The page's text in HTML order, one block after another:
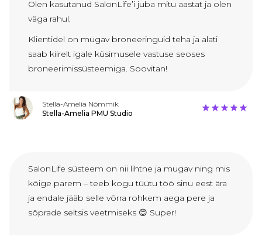
Olen kasutanud SalonLife’i juba mitu aastat ja olen
väga rahul.
Klientidel on mugav broneeringuid teha ja alati
saab kiirelt igale küsimusele vastuse seoses
broneerimissüsteemiga. Soovitan!
Stella-Amelia Nõmmik
Stella-Amelia PMU Studio
SalonLife süsteem on nii lihtne ja mugav ning mis
kõige parem – teeb kogu tüütu töö sinu eest ära
ja endale jääb selle võrra rohkem aega pere ja
sõprade seltsis veetmiseks 😊 Super!